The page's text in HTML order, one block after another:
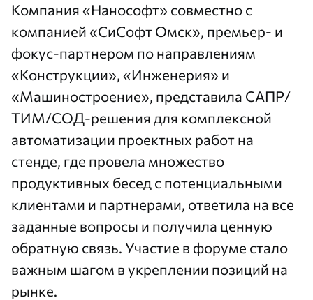
Компания «Нанософт» совместно с
компанией «СиСофт Омск», премьер- и
фокус-партнером по направлениям
«Конструкции», «Инженерия» и
«Машиностроение», представила САПР/
ТИМ/СОД-решения для комплексной
автоматизации проектных работ на
стенде, где провела множество
продуктивных бесед с потенциальными
клиентами и партнерами, ответила на все
заданные вопросы и получила ценную
обратную связь. Участие в форуме стало
важным шагом в укреплении позиций на
рынке.